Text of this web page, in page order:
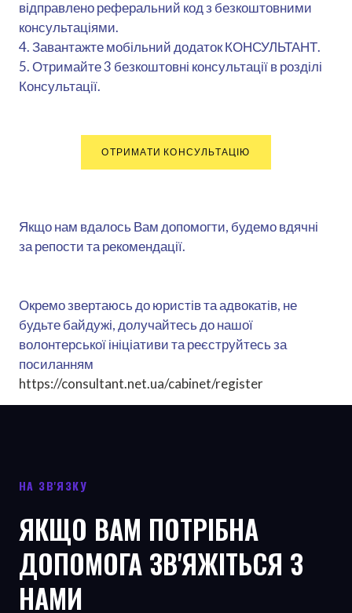
відправлено реферальний код з безкоштовними
консультаціями.
4. Завантажте мобільний додаток КОНСУЛЬТАНТ.
5. Отримайте 3 безкоштовні консультації в розділі
Консультації.
ОТРИМАТИ КОНСУЛЬТАЦІЮ
Якщо нам вдалось Вам допомогти, будемо вдячні
за репости та рекомендації.
Окремо звертаюсь до юристів та адвокатів, не
будьте байдужі, долучайтесь до нашої
волонтерської ініціативи та реєструйтесь за
посиланням
https://consultant.net.ua/cabinet/register
НА ЗВ'ЯЗКУ
ЯКЩО ВАМ ПОТРІБНА
ДОПОМОГА ЗВ'ЯЖІТЬСЯ З
НАМИ